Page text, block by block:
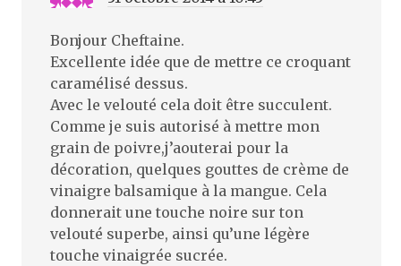
Bonjour Cheftaine.
Excellente idée que de mettre ce croquant
caramélisé dessus.
Avec le velouté cela doit être succulent.
Comme je suis autorisé à mettre mon
grain de poivre,j’aouterai pour la
décoration, quelques gouttes de crème de
vinaigre balsamique à la mangue. Cela
donnerait une touche noire sur ton
velouté superbe, ainsi qu’une légère
touche vinaigrée sucrée.